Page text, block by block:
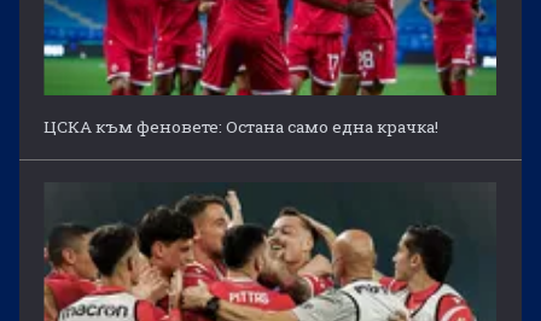
ЦСКА към феновете: Остана само една крачка!